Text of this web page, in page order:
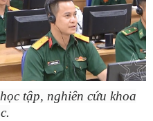
tập, nghiên cứu khoa